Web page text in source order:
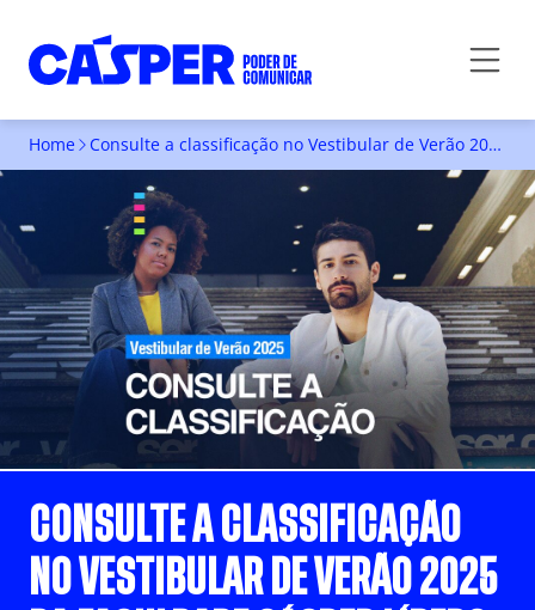
Home Consulte a classificação no Vestibular de Verão 2025 da Faculdade Cásper Líbero
CONSULTE A CLASSIFICAÇÃO
NO VESTIBULAR DE VERÃO 2025